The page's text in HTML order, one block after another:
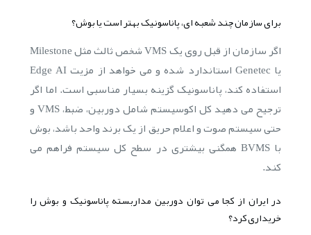
برای سازمان چند شعبه ای، پاناسونیک بهتر است یا بوش؟
اگر سازمان از قبل روی یک VMS شخص ثالث مثل Milestone
یا Genetec استاندارد شده و می خواهد از مزیت Edge AI
استفاده کند، پاناسونیک گزینه بسیار مناسبی است. اما اگر
ترجیح می دهید کل اکوسیستم شامل دوربین، ضبط، VMS و
حتی سیستم صوت و اعلام حریق از یک برند واحد باشد، بوش
با BVMS همگنی بیشتری در سطح کل سیستم فراهم می
کند.
در ایران از کجا می توان دوربین مداربسته پاناسونیک و بوش را
خریداری کرد؟